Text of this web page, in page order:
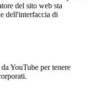
del sito web sta
dell'interfaccia di
YouTube per tenere